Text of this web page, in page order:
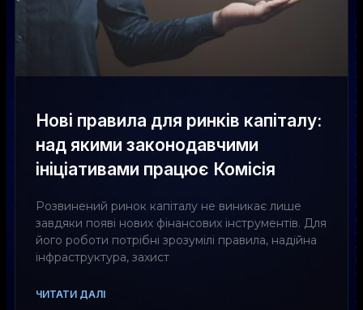
Нові правила для ринків капіталу:
над якими законодавчими
ініціативами працює Комісія
Розвинений ринок капіталу не виникає лише
завдяки появі нових фінансових інструментів. Для
його роботи потрібні зрозумілі правила, надійна
інфраструктура, захист
ЧИТАТИ ДАЛІ